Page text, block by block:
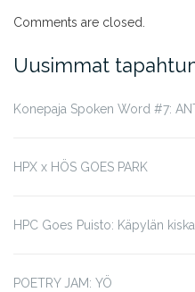
Comments are closed.
Uusimmat
Konepaja Spoken Word #7:
HPX x HÖS GOES PARK
HPC Goes Puisto: Käpylän kiska
POETRY JAM: YÖ